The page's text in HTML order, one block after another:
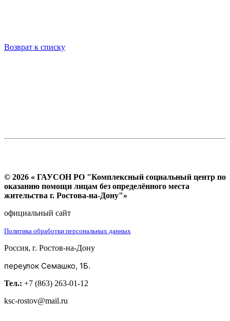
Возврат к списку
© 2026 « ГАУСОН РО "Комплексный социальный центр по
оказанию помощи лицам без определённого места
жительства г. Ростова-на-Дону"»
официальный сайт
Политика обработки персональных данных
Россия, г. Ростов-на-Дону
переулок Семашко, 1Б.
Тел.: +7 (863) 263-01-12
ksc-rostov@mail.ru